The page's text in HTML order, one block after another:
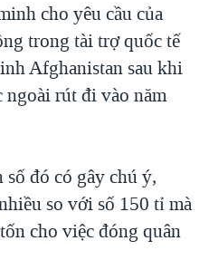
cho yêu cầu của
trong tài trợ quốc tế
Afghanistan sau khi
rút đi vào năm
đó có gây chú ý,
so với số 150 tỉ mà
cho việc đóng quân